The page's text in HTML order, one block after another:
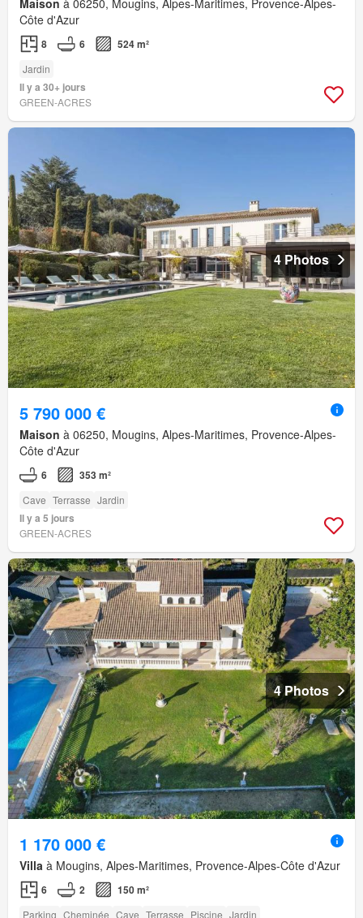
Côte d'Azur
8 6 524 m²
Jardin
Il y a 30+ jours
GREEN-ACRES
4 Photos
5 790 000 €
Maison à 06250, Mougins, Alpes-Maritimes, Provence-Alpes-
Côte d'Azur
6 353 m²
Cave Terrasse Jardin
Il y a 5 jours
GREEN-ACRES
4 Photos
1 170 000 €
Villa à Mougins, Alpes-Maritimes, Provence-Alpes-Côte d'Azur
6 2 150 m²
Parking Cheminée Cave Terrasse Piscine Jardin